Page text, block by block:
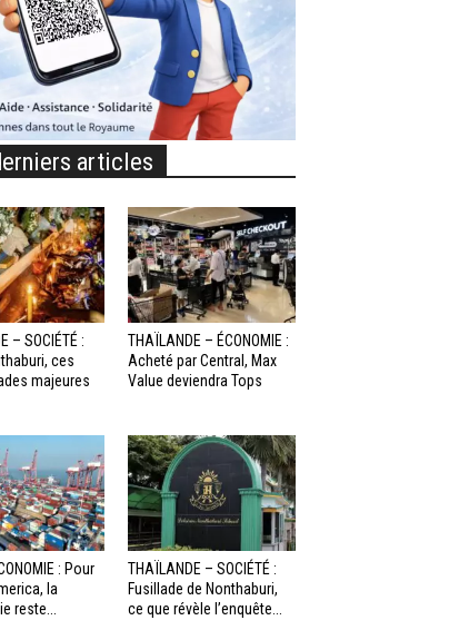
articles
– SOCIÉTÉ :
ces
majeures
THAÏLANDE – ÉCONOMIE :
Acheté par Central, Max
Value deviendra Tops
: Pour
la
reste...
THAÏLANDE – SOCIÉTÉ :
Fusillade de Nonthaburi,
ce que révèle l’enquête...